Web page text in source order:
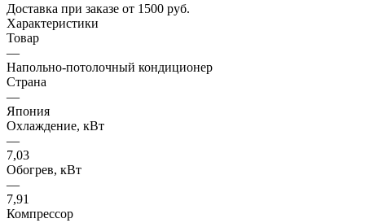
Доставка при заказе от 1500 руб.
Характеристики
Товар
—
Напольно-потолочный кондиционер
Страна
—
Япония
Охлаждение, кВт
—
7,03
Обогрев, кВт
—
7,91
Компрессор